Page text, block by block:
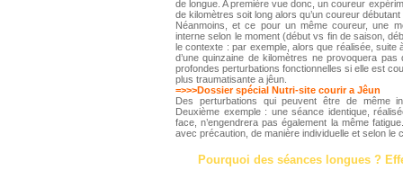
de longue. A première vue donc, un coureur
de kilomètres soit long alors qu’un coureur débutant
Néanmoins, et ce pour un même coureur, une
interne selon le moment (début vs fin de saison,
le contexte : par exemple, alors que réalisée, suite
d’une quinzaine de kilomètres ne provoquera
profondes perturbations fonctionnelles si elle est
plus traumatisante a jêun.
=>>>Dossier spécial Nutri-site courir a Jêun
Des perturbations qui peuvent être de même
Deuxième exemple : une séance identique,
face, n’engendrera pas également la même
avec précaution, de manière individuelle et selon le
Pourquoi des séances longues ?